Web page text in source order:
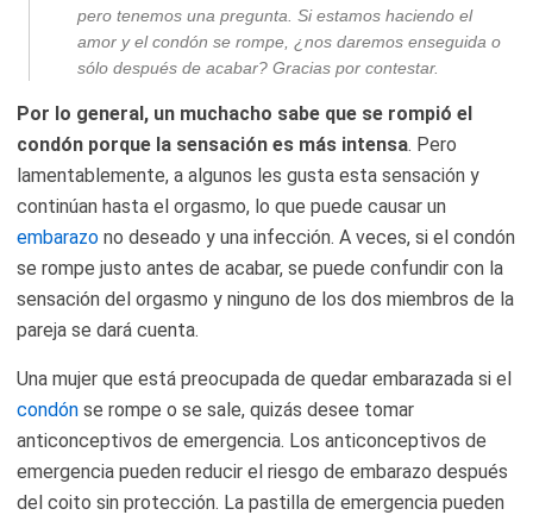
pero tenemos una pregunta. Si estamos haciendo el
amor y el condón se rompe, ¿nos daremos enseguida o
sólo después de acabar? Gracias por contestar.
Por lo general, un muchacho sabe que se rompió el
condón porque la sensación es más intensa. Pero
lamentablemente, a algunos les gusta esta sensación y
continúan hasta el orgasmo, lo que puede causar un
embarazo no deseado y una infección. A veces, si el condón
se rompe justo antes de acabar, se puede confundir con la
sensación del orgasmo y ninguno de los dos miembros de la
pareja se dará cuenta.
Una mujer que está preocupada de quedar embarazada si el
condón se rompe o se sale, quizás desee tomar
anticonceptivos de emergencia. Los anticonceptivos de
emergencia pueden reducir el riesgo de embarazo después
del coito sin protección. La pastilla de emergencia pueden